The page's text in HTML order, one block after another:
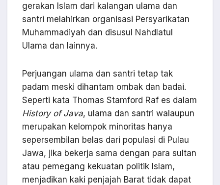
gerakan Islam dari kalangan ulama dan
santri melahirkan organisasi Persyarikatan
Muhammadiyah dan disusul Nahdlatul
Ulama dan lainnya.
Perjuangan ulama dan santri tetap tak
padam meski dihantam ombak dan badai.
Seperti kata Thomas Stamford Raf es dalam
History of Java, ulama dan santri walaupun
merupakan kelompok minoritas hanya
sepersembilan belas dari populasi di Pulau
Jawa, jika bekerja sama dengan para sultan
atau pemegang kekuatan politik Islam,
menjadikan kaki penjajah Barat tidak dapat